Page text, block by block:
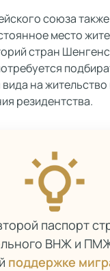
союза
место
стран
на жительство
резидентства.
паспорт
ВНЖ и
поддержке